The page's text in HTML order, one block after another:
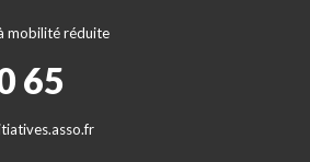
mobilité réduite
65